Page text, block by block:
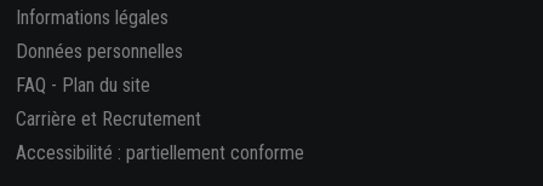
Informations légales
Données personnelles
FAQ - Plan du site
Carrière et Recrutement
Accessibilité : partiellement conforme